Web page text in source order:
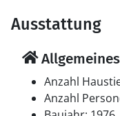
komfortablen
Ausstattung
Allgemeines
Anzahl
Anzahl